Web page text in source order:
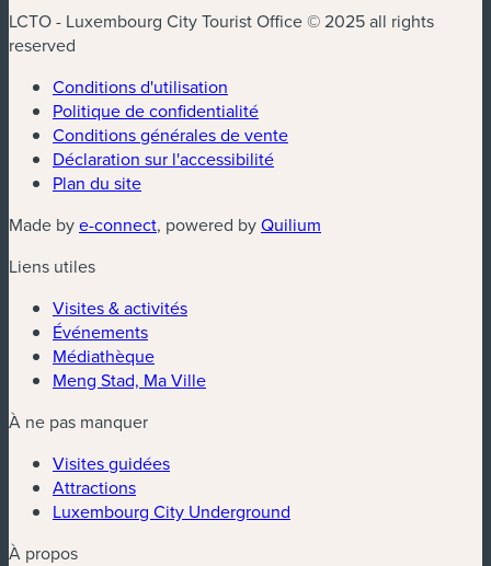
LCTO - Luxembourg City Tourist Office © 2025 all rights
reserved
Conditions d'utilisation
Politique de confidentialité
Conditions générales de vente
Déclaration sur l'accessibilité
Plan du site
Made bye-connect(nouvelle fenêtre)
, powered byQuilium
Liens utiles
Visites & activités
Événements
Médiathèque
Meng Stad, Ma Ville
À ne pas manquer
Visites guidées
Attractions
Luxembourg City Underground
À propos